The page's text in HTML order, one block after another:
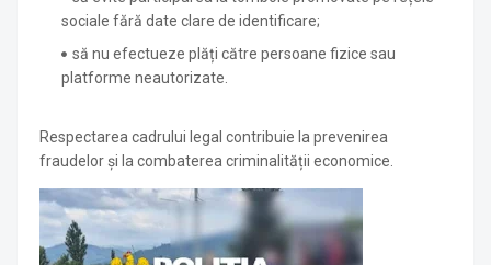
sociale fără date clare de identificare;
să nu efectueze plăți către persoane fizice sau
platforme neautorizate.
Respectarea cadrului legal contribuie la prevenirea
fraudelor și la combaterea criminalității economice.